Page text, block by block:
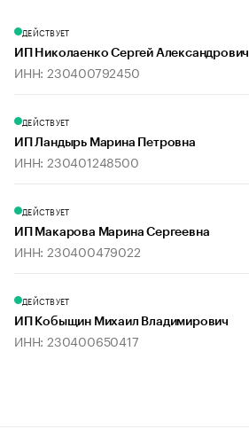
ДЕЙСТВУЕТ
ИП Николаенко Сергей Александрович
ИНН: 230400792450
ДЕЙСТВУЕТ
ИП Ландырь Марина Петровна
ИНН: 230401248500
ДЕЙСТВУЕТ
ИП Макарова Марина Сергеевна
ИНН: 230400479022
ДЕЙСТВУЕТ
ИП Кобыщин Михаил Владимирович
ИНН: 230400650417